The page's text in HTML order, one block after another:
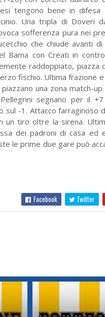
tengono bene in
Una tripla di Doveri
sofferenza pura nei
che chiude avanti di
Bama con Creati in
raddoppiato, piazza
fischio. Ultima frazione
una zona match-up
segnano per il
sul -1. Attacco farraginoso
un tiro oltre la sirena.
dei padroni di casa ed
le prime due gare può
Facebook Twitter